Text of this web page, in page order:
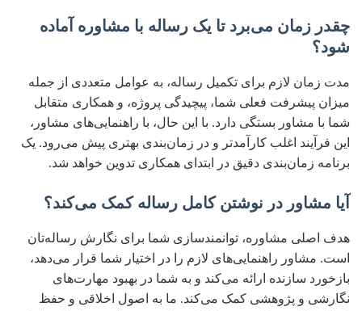
چقدر زمان می‌برد تا یک رساله با مشاوره آماده
شود؟
مدت زمان لازم برای تکمیل رساله، به عوامل متعددی از جمله
میزان پیشرفت فعلی شما، پیچیدگی پروژه، و همکاری متقابل
شما با مشاور بستگی دارد. با این حال، با راهنمایی‌های مشاور،
این فرآیند اغلب کارآمدتر و در زمان‌بندی بهتری پیش می‌رود. یک
برنامه زمان‌بندی دقیق در ابتدای همکاری تدوین خواهد شد.
آیا مشاور در نوشتن کامل رساله کمک می‌کند؟
هدف اصلی مشاوره، توانمندسازی شما برای نگارش رساله‌تان
است. مشاور راهنمایی‌های لازم را در اختیار شما قرار می‌دهد،
بازخورد سازنده ارائه می‌کند و به شما در بهبود مهارت‌های
نگارشی و پژوهشی کمک می‌کند. ما به اصول اخلاقی و حفظ